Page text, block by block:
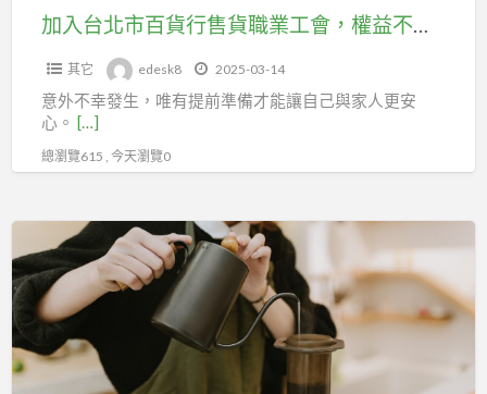
會，
未
會，
不
掉
線，
讓
你
的
加入台北市百貨行售貨職業工會，權益不掉線，讓你的未來更穩固！
其它 edesk8 2025-03-14
意外不幸發生，唯有提前準備才能讓自己與家人更安
心。 […]
總瀏覽615 , 今天瀏覽0
護
你
的
餐
飲